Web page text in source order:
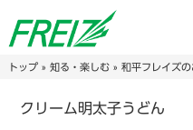
トップ» 知る・楽しむ» 和平フレイズ
クリーム明太⼦うどん